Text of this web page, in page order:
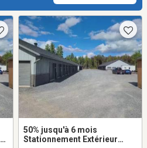
50% jusqu'à 6 mois
Stationnement Extérieur